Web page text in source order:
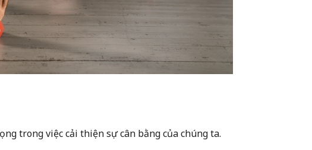
trong việc cải thiện sự cân bằng của chúng ta.